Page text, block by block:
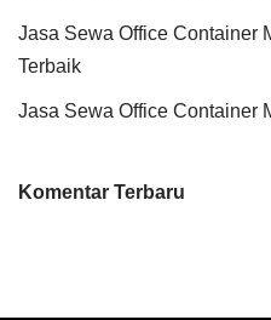
Jasa Sewa Office Container
Terbaik
Jasa Sewa Office Container
Komentar Terbaru